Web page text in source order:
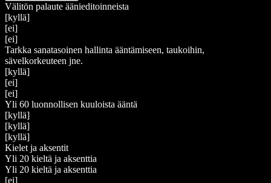
Välitön palaute äänieditoinneista
[kyllä]
[ei]
[ei]
Tarkka sanatasoinen hallinta ääntämiseen, taukoihin,
sävelkorkeuteen jne.
[kyllä]
[ei]
[ei]
Yli 60 luonnollisen kuuloista ääntä
[kyllä]
[kyllä]
[kyllä]
Kielet ja aksentit
Yli 20 kieltä ja aksenttia
Yli 20 kieltä ja aksenttia
[ei]